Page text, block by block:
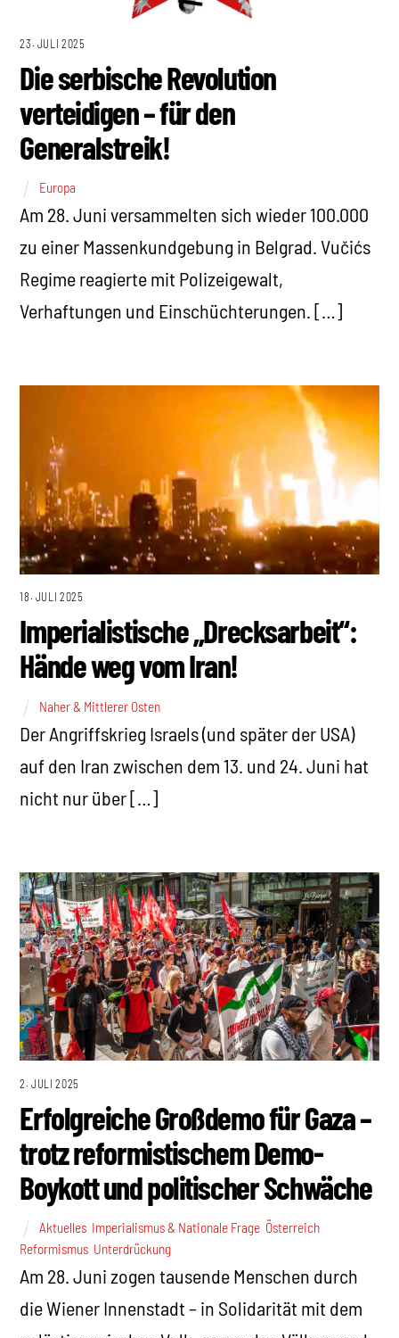
23. JULI 2025
Die serbische Revolution
verteidigen – für den
Generalstreik!
Europa
Am 28. Juni versammelten sich wieder 100.000
zu einer Massenkundgebung in Belgrad. Vučićs
Regime reagierte mit Polizeigewalt,
Verhaftungen und Einschüchterungen. […]
18. JULI 2025
Imperialistische „Drecksarbeit“:
Hände weg vom Iran!
Naher & Mittlerer Osten
Der Angriffskrieg Israels (und später der USA)
auf den Iran zwischen dem 13. und 24. Juni hat
nicht nur über […]
2. JULI 2025
Erfolgreiche Großdemo für Gaza –
trotz reformistischem Demo-
Boykott und politischer Schwäche
Aktuelles Imperialismus & Nationale Frage Österreich
Reformismus Unterdrückung
Am 28. Juni zogen tausende Menschen durch
die Wiener Innenstadt – in Solidarität mit dem